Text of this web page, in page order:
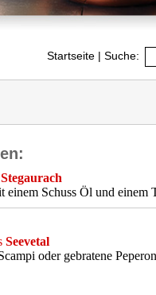
Startseite | Suche:
Stegaurach
Schuss Öl und einem
Seevetal
oder gebratene